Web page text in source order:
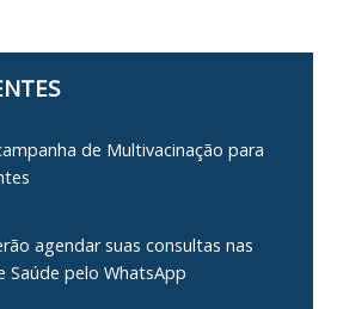
de Multivacinação para
agendar suas consultas nas
Saúde pelo WhatsApp